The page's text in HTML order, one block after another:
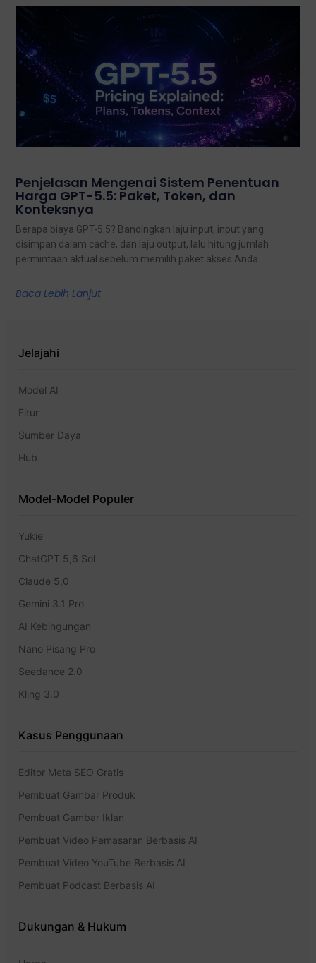
Penjelasan Mengenai Sistem Penentuan
Harga GPT-5.5: Paket, Token, dan
Konteksnya
Berapa biaya GPT-5.5? Bandingkan laju input, input yang
disimpan dalam cache, dan laju output, lalu hitung jumlah
permintaan aktual sebelum memilih paket akses Anda.
Baca Lebih Lanjut
Jelajahi
Model AI
Fitur
Sumber Daya
Hub
Model-Model Populer
Yukie
ChatGPT 5,6 Sol
Claude 5,0
Gemini 3.1 Pro
AI Kebingungan
Nano Pisang Pro
Seedance 2.0
Kling 3.0
Kasus Penggunaan
Editor Meta SEO Gratis
Pembuat Gambar Produk
Pembuat Gambar Iklan
Pembuat Video Pemasaran Berbasis AI
Pembuat Video YouTube Berbasis AI
Pembuat Podcast Berbasis AI
Dukungan & Hukum